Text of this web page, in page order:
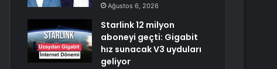
Ağustos 6, 2026
Starlink 12 milyon
aboneyi geçti: Gigabit
hız sunacak V3 uyduları
geliyor